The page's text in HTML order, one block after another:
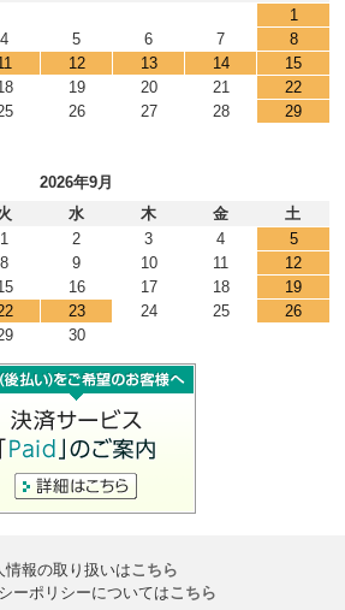
1
4 5 6 7
8
12 13 14
15
19 20 21
22
26 27 28
29
2026年9月
水 木 金
土
1
2 3 4
5
8 9 10 11
12
16 17 18
19
23 24 25
26
30
情報の取り扱いはこちら
ーポリシーについてはこちら